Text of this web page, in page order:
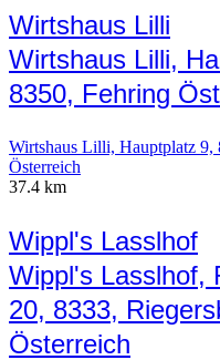
Wirtshaus Lilli
Wirtshaus Lilli,
8350, Fehring
Wirtshaus Lilli, Hauptplatz 9,
Österreich
37.4 km
Wippl's Lasslhof
Wippl's Lasslhof,
20, 8333,
Österreich